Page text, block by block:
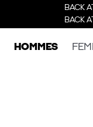
BACK
BACK
HOMMES